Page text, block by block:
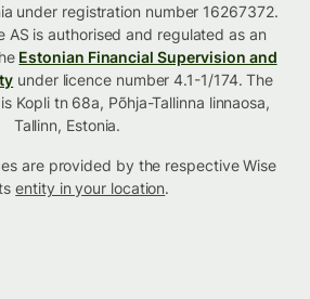
under registration number 16267372.
AS is authorised and regulated as an
Estonian Financial Supervision and
under licence number 4.1-1/174. The
Kopli tn 68a, Põhja-Tallinna linnaosa,
Tallinn, Estonia.
are provided by the respective Wise
entity in your location.